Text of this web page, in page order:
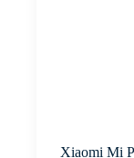
Xiaomi Mi